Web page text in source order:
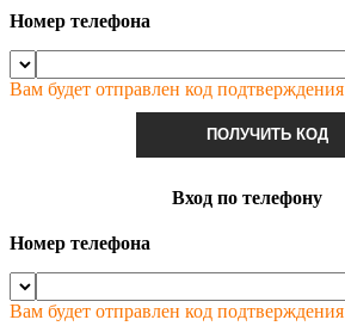
Номер телефона
Вам будет отправлен код подтверждения
ПОЛУЧИТЬ КОД
Вход по телефону
Номер телефона
Вам будет отправлен код подтверждения